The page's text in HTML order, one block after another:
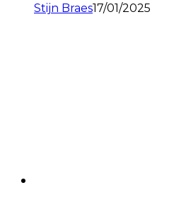
Stijn Braes17/01/2025